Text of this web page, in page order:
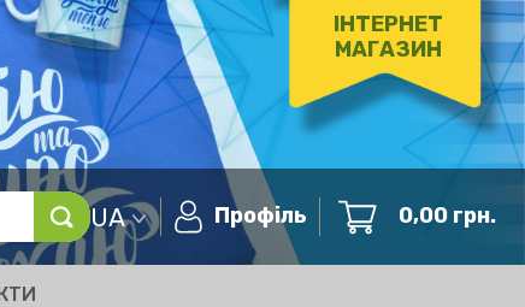
ІНТЕРНЕТ
МАГАЗИН
UA Профіль 0,00 грн.